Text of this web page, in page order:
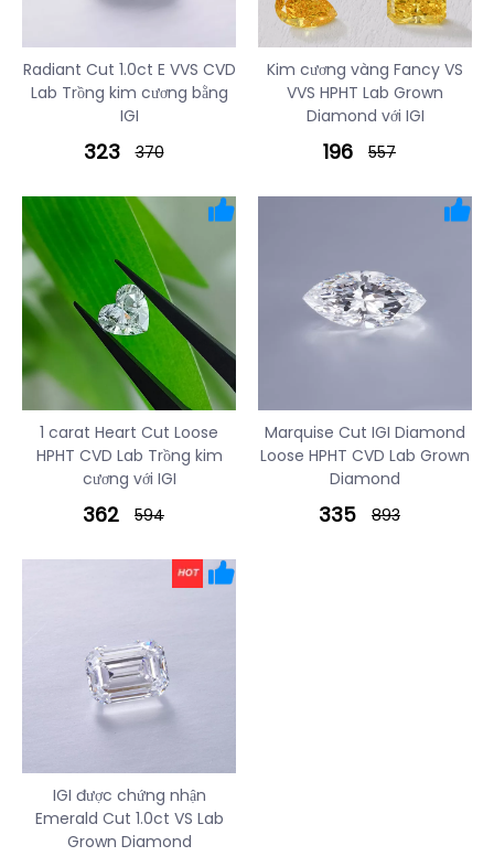
Radiant Cut 1.0ct E VVS CVD
Lab Trồng kim cương bằng
IGI
323 370
Kim cương vàng Fancy VS
VVS HPHT Lab Grown
Diamond với IGI
196 557
1 carat Heart Cut Loose
HPHT CVD Lab Trồng kim
cương với IGI
362 594
Marquise Cut IGI Diamond
Loose HPHT CVD Lab Grown
Diamond
335 893
IGI được chứng nhận
Emerald Cut 1.0ct VS Lab
Grown Diamond